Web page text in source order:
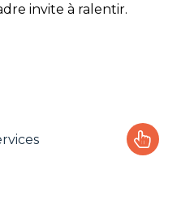
invite à ralentir.